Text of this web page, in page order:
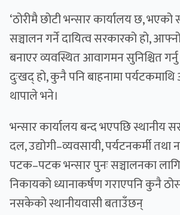
‘ठोरीमै छोटी भन्सार कार्यालय छ,
सञ्चालन गर्ने दायित्व सरकारको हो,
बनाएर व्यवस्थित आवागमन सुनिश्चित गर्नु
दुःखद् हो, कुनै पनि बाहनामा
थापाले भने।
भन्सार कार्यालय बन्द भएपछि स्थानीय
दल, उद्योगी–व्यवसायी, पर्यटनकर्मी
पटक–पटक भन्सार पुनः सञ्चालनका
निकायको ध्यानाकर्षण गराएपनि कुनै
नसकेको स्थानीयवासी बताउँछन्